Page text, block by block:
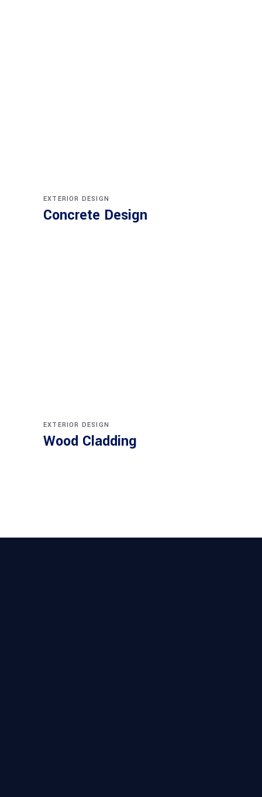
EXTERIOR DESIGN
Concrete Design
EXTERIOR DESIGN
Wood Cladding